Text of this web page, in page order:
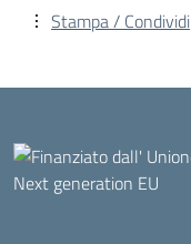
Stampa / Condividi